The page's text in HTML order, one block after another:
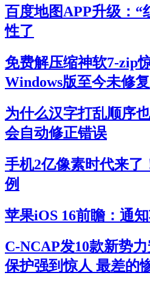
百度地图APP升级：“
性了
免费解压缩神软7-zip
Windows版至今未修复
为什么汉字打乱顺序
会自动修正错误
手机2亿像素时代来了
例
苹果iOS 16前瞻：通
C-NCAP发10款新势
保护强到惊人 最差的